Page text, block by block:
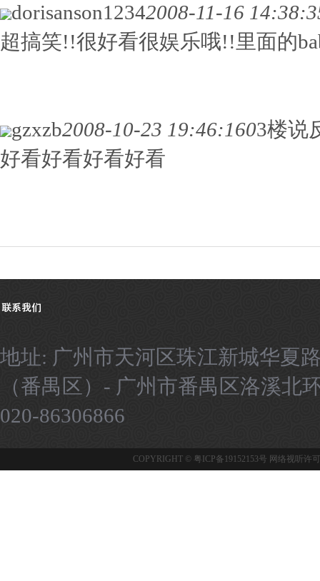
dorisanson12342008-11-16
超搞笑!!很好看很娱乐哦!!里面的
gzxzb2008-10-23 19:46:1603楼说
好看好看好看好看
地址: 广州市天河区珠江新城华
（番禺区）- 广州市番禺区洛溪
020-86306866
COPYRIGHT © 粤ICP备19152153号 网络视听许